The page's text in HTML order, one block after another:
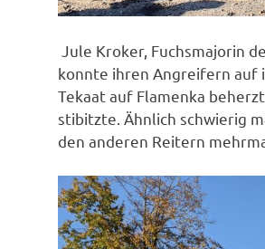
Jule Kroker, Fuchsmajorin
konnte ihren Angreifern auf
Tekaat auf Flamenka
stibitzte. Ähnlich schwierig
den anderen Reitern